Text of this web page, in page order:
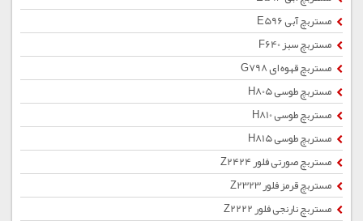
مستربچ آبی E596
مستربچ سبز F640
مستربچ قهوه ای G798
مستربچ طوسی H805
مستربچ طوسی H810
مستربچ طوسی H815
مستربچ صورتی فلور Z2424
مستربچ قرمز فلور Z2323
مستربچ نارنجی فلور Z2222